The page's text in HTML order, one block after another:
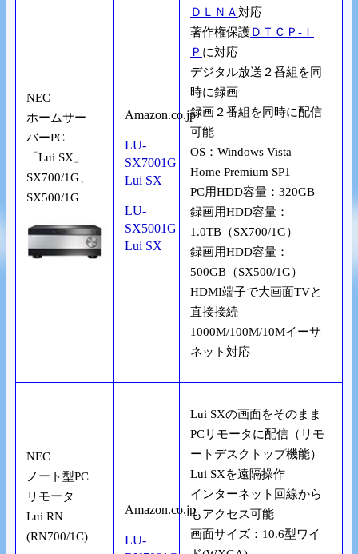
NEC
ホームサー
バーPC
「Lui SX」
SX700/1G、
SX500/1G
Amazon.co.jp
LU-
SX7001G
Lui SX
LU-
SX5001G
Lui SX
ＤＬＮＡ対応
著作権保護ＤＴＣＰ-Ｉ
Ｐ に対応
デジタル放送２番組を同
時に録画
録画２番組を同時に配信
可能
OS：Windows Vista
Home Premium SP1
PC用HDD容量：320GB
録画用HDD容量：
1.0TB（SX700/1G）
録画用HDD容量：
500GB（SX500/1G）
HDMI端子で大画面TVと
直接接続
1000M/100M/10Mイーサ
ネット対応
NEC
ノート型PC
リモータ
Lui RN
(RN700/1C)
Amazon.co.jp
LU-
Lui SXの画面をそのまま
PCリモータに配信（リモ
ートデスクトップ機能）
Lui SXを遠隔操作
インターネット回線から
もアクセス可能
画面サイズ：10.6型ワイ